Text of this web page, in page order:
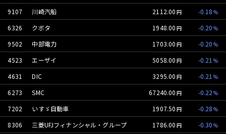
9107
川崎汽船 2112.00
-0.18
6326
クボタ 1948.00
-0.20
9502
中部電力 1703.00
-0.20
4523
エーザイ 5058.00
-0.21
4631
DIC 3295.00
-0.21
6273
SMC 67240.00
-0.22
7202
いすゞ自動車 1907.50
-0.28
8306
三菱UFJフィナンシャル・グループ 1786.00
-0.30